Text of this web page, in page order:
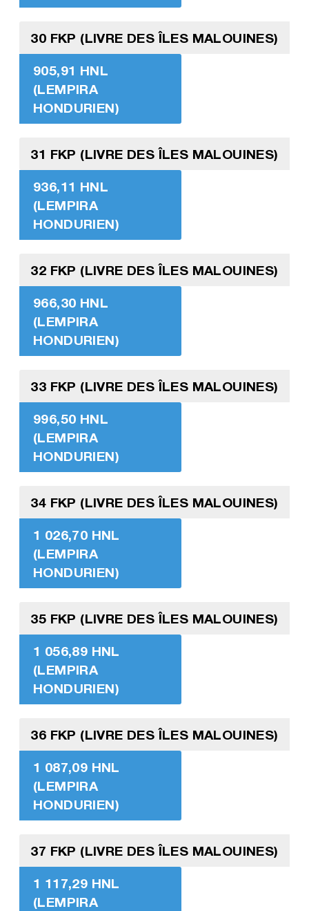
30 FKP (LIVRE DES ÎLES MALOUINES)
905,91 HNL
(LEMPIRA
HONDURIEN)
31 FKP (LIVRE DES ÎLES MALOUINES)
936,11 HNL
(LEMPIRA
HONDURIEN)
32 FKP (LIVRE DES ÎLES MALOUINES)
966,30 HNL
(LEMPIRA
HONDURIEN)
33 FKP (LIVRE DES ÎLES MALOUINES)
996,50 HNL
(LEMPIRA
HONDURIEN)
34 FKP (LIVRE DES ÎLES MALOUINES)
1 026,70 HNL
(LEMPIRA
HONDURIEN)
35 FKP (LIVRE DES ÎLES MALOUINES)
1 056,89 HNL
(LEMPIRA
HONDURIEN)
36 FKP (LIVRE DES ÎLES MALOUINES)
1 087,09 HNL
(LEMPIRA
HONDURIEN)
37 FKP (LIVRE DES ÎLES MALOUINES)
1 117,29 HNL
(LEMPIRA